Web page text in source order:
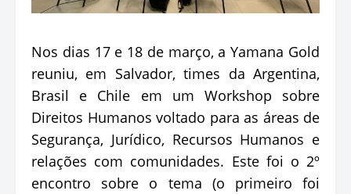
Nos dias 17 e 18 de março, a Yamana Gold
reuniu, em Salvador, times da Argentina,
Brasil e Chile em um Workshop sobre
Direitos Humanos voltado para as áreas de
Segurança, Jurídico, Recursos Humanos e
relações com comunidades. Este foi o 2º
encontro sobre o tema (o primeiro foi